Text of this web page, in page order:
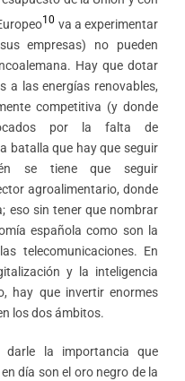
10 va a experimentar
empresas) no pueden
Hay que dotar
a las energías renovables,
competitiva (y donde
por la falta de
batalla que hay que seguir
se tiene que seguir
agroalimentario, donde
eso sin tener que nombrar
española como son la
telecomunicaciones. En
y la inteligencia
hay que invertir enormes
los dos ámbitos.
darle la importancia que
día son el oro negro de la